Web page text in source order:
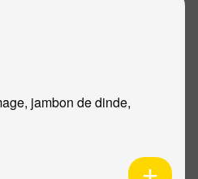
jambon de dinde,